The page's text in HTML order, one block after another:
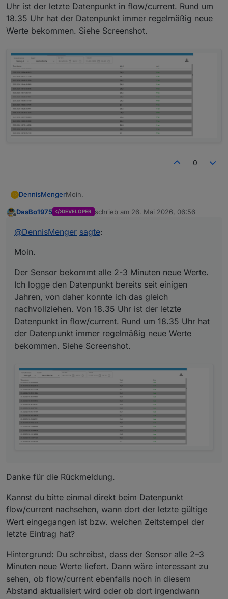
Uhr ist der letzte Datenpunkt in flow/current. Rund um
18.35 Uhr hat der Datenpunkt immer regelmäßig neue
Werte bekommen. Siehe Screenshot.
0
D DennisMengerMoin.
Der Sensor bekommt alle 2-3 Minuten neue
einigen Jahren, von daher konnte ich das
neue Werte bekommen. Siehe Screenshot.
DasBo1975 DEVELOPER schrieb am 26. Mai 2026, 06:56
zuletzt editiert von
@DennisMenger sagte:
Moin.
Der Sensor bekommt alle 2-3 Minuten neue Werte.
Ich logge den Datenpunkt bereits seit einigen
Jahren, von daher konnte ich das gleich
nachvollziehen. Von 18.35 Uhr ist der letzte
Datenpunkt in flow/current. Rund um 18.35 Uhr hat
der Datenpunkt immer regelmäßig neue Werte
bekommen. Siehe Screenshot.
Danke für die Rückmeldung.
Kannst du bitte einmal direkt beim Datenpunkt
flow/current nachsehen, wann dort der letzte gültige
Wert eingegangen ist bzw. welchen Zeitstempel der
letzte Eintrag hat?
Hintergrund: Du schreibst, dass der Sensor alle 2–3
Minuten neue Werte liefert. Dann wäre interessant zu
sehen, ob flow/current ebenfalls noch in diesem
Abstand aktualisiert wird oder ob dort irgendwann